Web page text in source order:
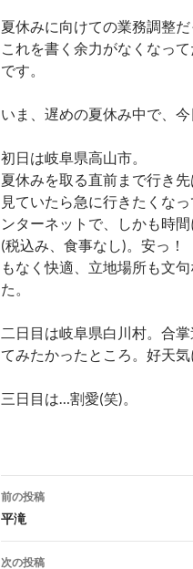
夏休みに向けての業務調整
これを書く余力がなくなっ
です。
いま、遅めの夏休み中で、今
初日は岐阜県高山市。
夏休みを取る直前まで行き
見ていたら急に行きたくな
ンターネットで、しかも時
(税込み、食事なし)。安っ
もなく快適、立地場所も文
た。
二日目は岐阜県白川村。合
てみたかったところ。好天
三日目は…割愛(笑)。
投
稿
ナ
前の投稿
平滝
次の投稿